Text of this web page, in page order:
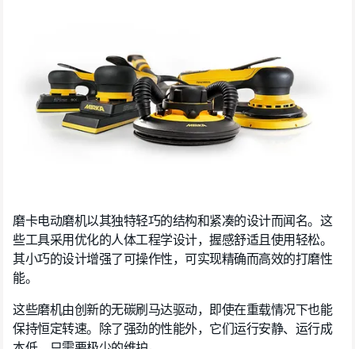
磨卡电动磨机以其独特轻巧的结构和紧凑的设计而闻名。这
些工具采用优化的人体工程学设计，握感舒适且使用轻松。
其小巧的设计增强了可操作性，可实现精确而高效的打磨性
能。
这些磨机由创新的无碳刷马达驱动，即使在重载情况下也能
保持恒定转速。除了强劲的性能外，它们运行安静、运行成